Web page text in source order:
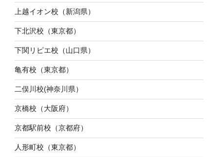
上越イオン校（新潟県）
下北沢校（東京都）
下関リピエ校（山口県）
亀有校（東京都）
二俣川校(神奈川県）
京橋校（大阪府）
京都駅前校（京都府）
人形町校（東京都）